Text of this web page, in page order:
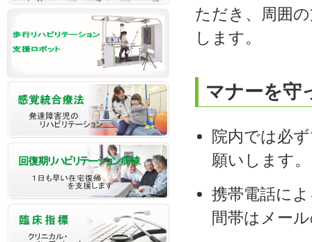
ただき、周囲
します。
マナーを守
院内では必
願いします。
携帯電話に
間帯はメー